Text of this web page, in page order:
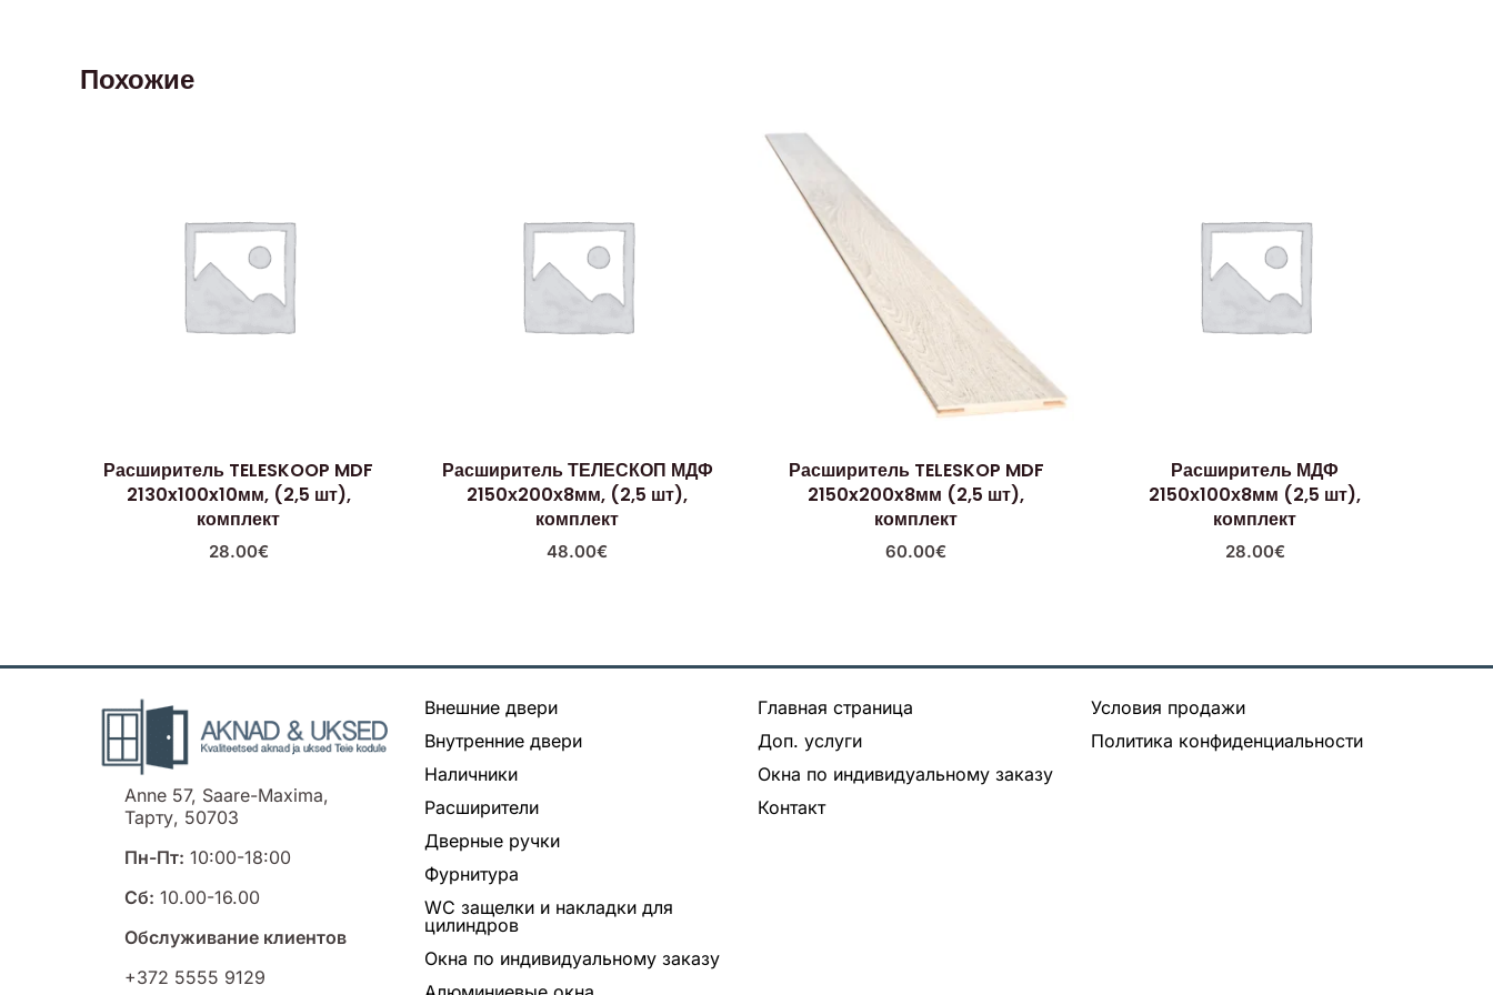
Похожие
Расширитель TELESKOOP MDF
2130x100x10мм, (2,5 шт),
комплект
28.00€
Расширитель ТЕЛЕСКОП МДФ
2150х200х8мм, (2,5 шт),
комплект
48.00€
Расширитель TELESKOP MDF
2150x200x8мм (2,5 шт),
комплект
60.00€
Расширитель МДФ
2150х100х8мм (2,5 шт),
комплект
28.00€
Anne 57, Saare-Maxima,
Тарту, 50703
Пн-Пт: 10:00-18:00
Сб: 10.00-16.00
Обслуживание клиентов
+372 5555 9129
Внешние двери
Внутренние двери
Наличники
Расширители
Дверные ручки
Фурнитура
WC защелки и накладки для
цилиндров
Окна по индивидуальному заказу
Главная страница
Доп. услуги
Окна по индивидуальному заказу
Контакт
Условия продажи
Политика конфиденциальности